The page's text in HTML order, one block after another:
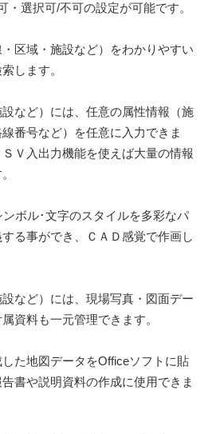
・選択可/不可の設定が可能です。
区域・施設など）をわかりやすい
します。
など）には、任意の属性情報（施
番号など）を任意に入力できま
Ｖ入出力機能を使えば大量の情報
ボル･文字のスタイルを多彩なパ
る事ができ、ＣＡＤ感覚で作画し
など）には、現場写真・図面デー
資料も一元管理できます。
た地図データをOfficeソフトに貼
書や説明資料の作成に使用できま